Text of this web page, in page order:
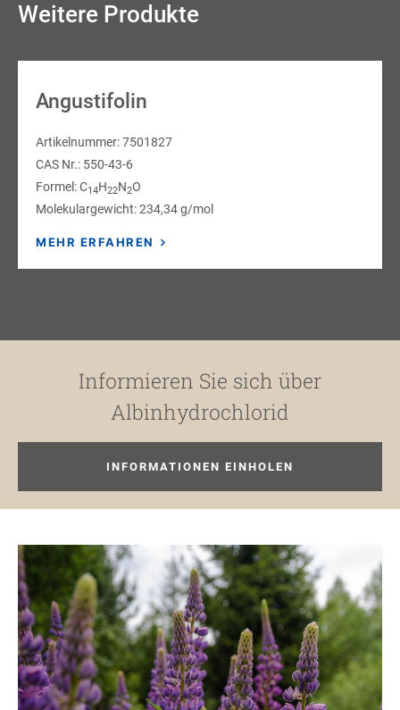
Weitere Produkte
Angustifolin
Artikelnummer: 7501827
CAS Nr.: 550-43-6
Formel: C14H22N2O
Molekulargewicht: 234,34 g/mol
MEHR ERFAHREN
Informieren Sie sich über
Albinhydrochlorid
INFORMATIONEN EINHOLEN